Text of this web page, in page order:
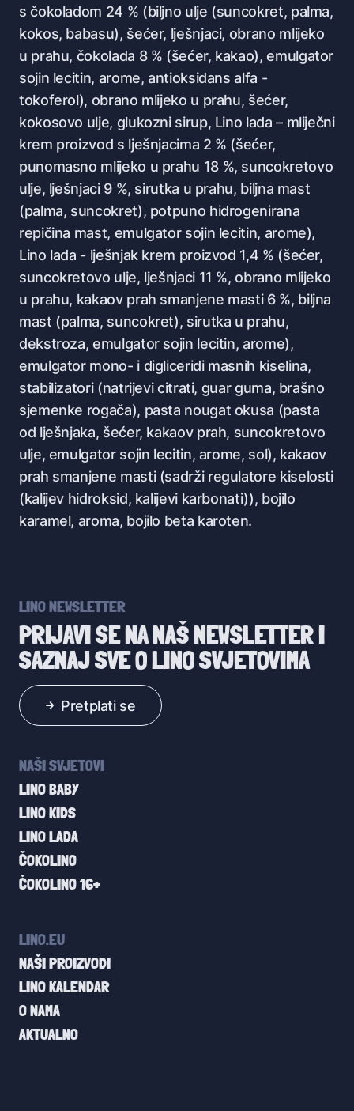
s čokoladom 24 % (biljno ulje (suncokret, palma,
kokos, babasu), šećer, lješnjaci, obrano mlijeko
u prahu, čokolada 8 % (šećer, kakao), emulgator
sojin lecitin, arome, antioksidans alfa -
tokoferol), obrano mlijeko u prahu, šećer,
kokosovo ulje, glukozni sirup, Lino lada – mliječni
krem proizvod s lješnjacima 2 % (šećer,
punomasno mlijeko u prahu 18 %, suncokretovo
ulje, lješnjaci 9 %, sirutka u prahu, biljna mast
(palma, suncokret), potpuno hidrogenirana
repičina mast, emulgator sojin lecitin, arome),
Lino lada - lješnjak krem proizvod 1,4 % (šećer,
suncokretovo ulje, lješnjaci 11 %, obrano mlijeko
u prahu, kakaov prah smanjene masti 6 %, biljna
mast (palma, suncokret), sirutka u prahu,
dekstroza, emulgator sojin lecitin, arome),
emulgator mono- i digliceridi masnih kiselina,
stabilizatori (natrijevi citrati, guar guma, brašno
sjemenke rogača), pasta nougat okusa (pasta
od lješnjaka, šećer, kakaov prah, suncokretovo
ulje, emulgator sojin lecitin, arome, sol), kakaov
prah smanjene masti (sadrži regulatore kiselosti
(kalijev hidroksid, kalijevi karbonati)), bojilo
karamel, aroma, bojilo beta karoten.
LINO NEWSLETTER
PRIJAVI SE NA NAŠ NEWSLETTER I
SAZNAJ SVE O LINO SVJETOVIMA
Pretplati se
NAŠI SVJETOVI
LINO BABY
LINO KIDS
LINO LADA
ČOKOLINO
ČOKOLINO 16+
LINO.EU
NAŠI PROIZVODI
LINO KALENDAR
O NAMA
AKTUALNO